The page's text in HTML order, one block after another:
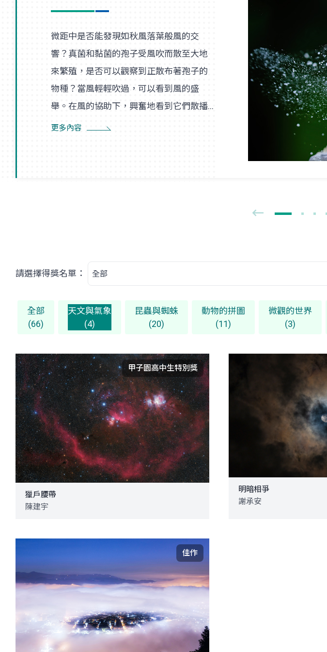
微距中是否能發現如秋風落葉般風的交
響？真菌和黏菌的孢子受風吹而散至大地
來繁殖，是否可以觀察到正散布著孢子的
物種？當風輕輕吹過，可以看到風的盛
舉。在風的協助下，興奮地看到它們散播
孢子的盛況，在精彩過程中也看到了風的
更多內容
請選擇得獎名單：
全部
(66)
天文與氣象
(4)
昆蟲與蜘蛛
(20)
動物的拼圖
(11)
微觀的世界
(3)
甲子園高中生特別獎
獵戶腰帶
陳建宇
明暗相爭
謝承安
佳作